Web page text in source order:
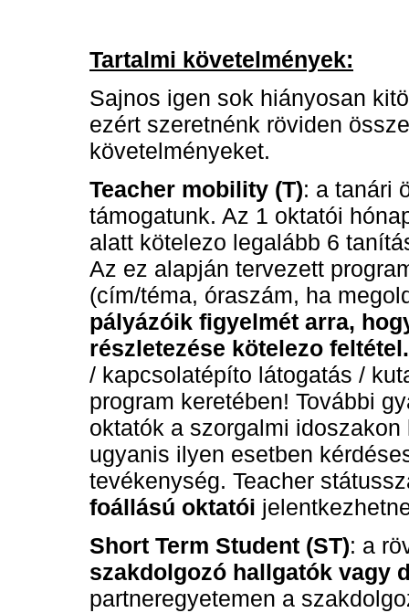
Tartalmi követelmények:
Sajnos igen sok hiányosan
ezért szeretnénk röviden
követelményeket.
Teacher mobility (T): a tanári
támogatunk. Az 1 oktatói
alatt kötelezo legalább 6
Az ez alapján tervezett
(cím/téma, óraszám, ha
pályázóik figyelmét arra,
részletezése kötelezo feltétel.
/ kapcsolatépíto látogatás /
program keretében! További
oktatók a szorgalmi
ugyanis ilyen esetben
tevékenység. Teacher
foállású oktatói
Short Term Student (ST): a
szakdolgozó hallgatók vagy
partneregyetemen a